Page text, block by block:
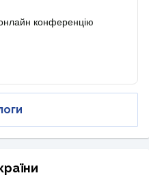
конференцію